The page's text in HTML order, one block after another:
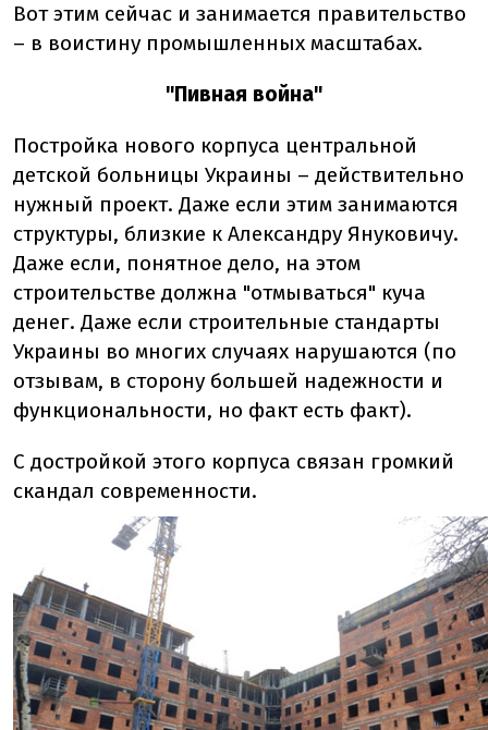
Вот этим сейчас и занимается правительство
– в воистину промышленных масштабах.
"Пивная война"
Постройка нового корпуса центральной
детской больницы Украины – действительно
нужный проект. Даже если этим занимаются
структуры, близкие к Александру Януковичу.
Даже если, понятное дело, на этом
строительстве должна "отмываться" куча
денег. Даже если строительные стандарты
Украины во многих случаях нарушаются (по
отзывам, в сторону большей надежности и
функциональности, но факт есть факт).
С достройкой этого корпуса связан громкий
скандал современности.